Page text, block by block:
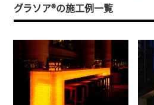
グラソア®の施工例一覧